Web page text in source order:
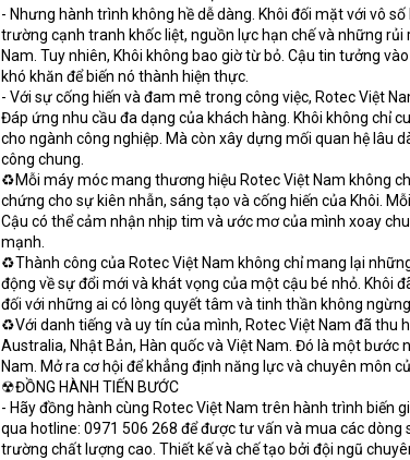
- Nhưng hành trình không hề dễ dàng. Khôi đối mặt với vô
trường cạnh tranh khốc liệt, nguồn lực hạn chế và những
Nam. Tuy nhiên, Khôi không bao giờ từ bỏ. Cậu tin tưởng
khó khăn để biến nó thành hiện thực.
- Với sự cống hiến và đam mê trong công việc, Rotec Việt
Đáp ứng nhu cầu đa dạng của khách hàng. Khôi không chỉ
cho ngành công nghiệp. Mà còn xây dựng mối quan hệ lâu
công chung.
♻Mỗi máy móc mang thương hiệu Rotec Việt Nam không
chứng cho sự kiên nhẫn, sáng tạo và cống hiến của Khôi.
Cậu có thể cảm nhận nhịp tim và ước mơ của mình xoay
mạnh.
♻Thành công của Rotec Việt Nam không chỉ mang lại
động về sự đổi mới và khát vọng của một cậu bé nhỏ. Khôi
đối với những ai có lòng quyết tâm và tinh thần không
♻Với danh tiếng và uy tín của mình, Rotec Việt Nam đã thu
Australia, Nhật Bản, Hàn quốc và Việt Nam. Đó là một
Nam. Mở ra cơ hội để khẳng định năng lực và chuyên môn
☢ĐỒNG HÀNH TIẾN BƯỚC
- Hãy đồng hành cùng Rotec Việt Nam trên hành trình biến
qua hotline: 0971 506 268 để được tư vấn và mua các
trường chất lượng cao. Thiết kế và chế tạo bởi đội ngũ